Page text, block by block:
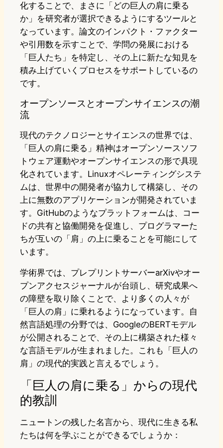
化することで、まさに「どの巨人の肩に乗る
か」を研究者が選択できるようにするツールと
なっています。論文のインパクト・ファクター
や引用数を示すことで、学問の発展における
「巨人たち」を特定し、その上に新たな知見を
積み上げていくプロセスをサポートしているの
です。
オープンソースとオープンサイエンスの潮
流
現代のテクノロジーとサイエンスの世界では、
「巨人の肩に乗る」精神はオープンソースソフ
トウェア運動やオープンサイエンスの形で具現
化されています。Linuxオペレーティングシステ
ムは、世界中の開発者が協力して構築し、その
上に無数のアプリケーションが開発されていま
す。GitHubのようなプラットフォームは、コー
ドの共有と協働開発を促進し、プログラマーた
ちが互いの「肩」の上に乗ることを可能にして
います。
学術界では、プレプリントサーバーarXivやオー
プンアクセスジャーナルが台頭し、研究成果へ
の障壁を取り除くことで、より多くの人々が
「巨人の肩」に乗れるようになっています。自
然言語処理の分野では、GoogleのBERTモデル
が公開されることで、その上に構築された様々
な言語モデルが生まれました。これも「巨人の
肩」の現代的実践と言えるでしょう。
「巨人の肩に乗る」からの現代
的教訓
ニュートンの残した名言から、現代に生きる私
たちは何を学ぶことができるでしょうか：